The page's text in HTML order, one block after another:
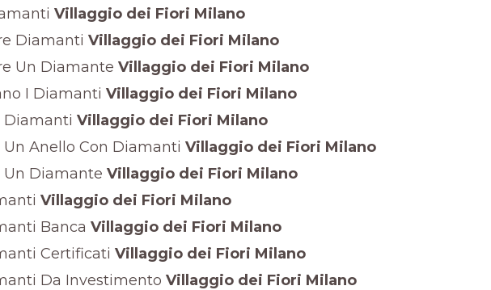
Villaggio dei Fiori Milano
Diamanti Villaggio dei Fiori Milano
Un Diamante Villaggio dei Fiori Milano
I Diamanti Villaggio dei Fiori Milano
Villaggio dei Fiori Milano
Anello Con Diamanti Villaggio dei Fiori Milano
Diamante Villaggio dei Fiori Milano
Villaggio dei Fiori Milano
Banca Villaggio dei Fiori Milano
Certificati Villaggio dei Fiori Milano
Da Investimento Villaggio dei Fiori Milano